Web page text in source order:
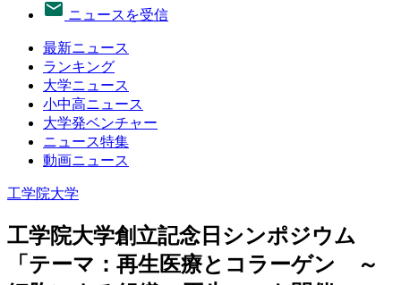
ニュースを受信
最新ニュース
ランキング
大学ニュース
小中高ニュース
大学発ベンチャー
ニュース特集
動画ニュース
工学院大学
工学院大学創立記念日シンポジウム
「テーマ：再生医療とコラーゲン ～